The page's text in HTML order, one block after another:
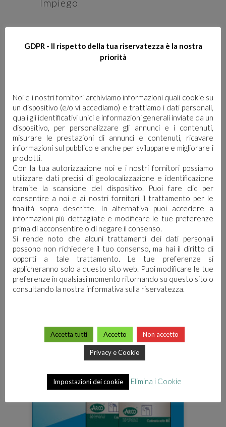
Impiego
Detergente spray per acciaio.
SCHEDA DI SICUREZZA
SCHEDA TECNICA
TI POTREBBE
INTERESSARE…
GDPR - Il rispetto della tua riservatezza è la nostra
priorità
Noi e i nostri fornitori archiviamo informazioni quali cookie su
un dispositivo (e/o vi accediamo) e trattiamo i dati personali,
quali gli identificativi unici e informazioni generali inviate da un
dispositivo, per personalizzare gli annunci e i contenuti,
misurare le prestazioni di annunci e contenuti, ricavare
informazioni sul pubblico e anche per sviluppare e migliorare i
prodotti.
Con la tua autorizzazione noi e i nostri fornitori possiamo
utilizzare dati precisi di geolocalizzazione e identificazione
tramite la scansione del dispositivo. Puoi fare clic per
consentire a noi e ai nostri fornitori il trattamento per le
finalità sopra descritte. In alternativa puoi accedere a
informazioni più dettagliate e modificare le tue preferenze
prima di acconsentire o di negare il consenso.
Si rende noto che alcuni trattamenti dei dati personali
possono non richiedere il tuo consenso, ma hai il diritto di
opporti a tale trattamento. Le tue preferenze si
applicheranno solo a questo sito web. Puoi modificare le tue
preferenze in qualsiasi momento ritornando su questo sito o
consultando la nostra informativa sulla riservatezza.
Accetta tutti Accetto Non accetto
Privacy e Cookie
Impostazioni dei cookie Elimina i Cookie